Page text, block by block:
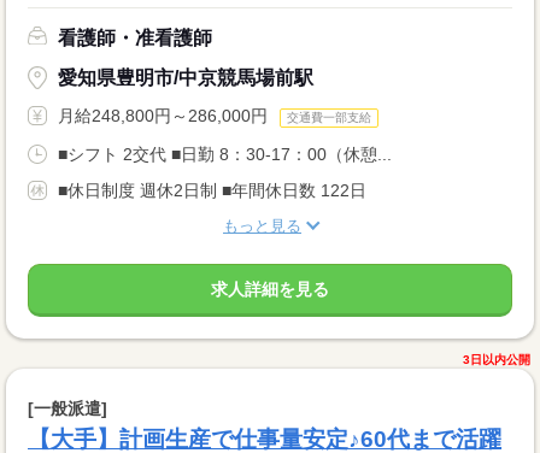
看護師・准看護師
愛知県豊明市/中京競馬場前駅
月給248,800円～286,000円 交通費一部支給
■シフト 2交代 ■日勤 8：30-17：00（休憩...
■休日制度 週休2日制 ■年間休日数 122日
もっと見る
求人詳細を見る
3日以内公開
[一般派遣]
【大手】計画生産で仕事量安定♪60代まで活躍